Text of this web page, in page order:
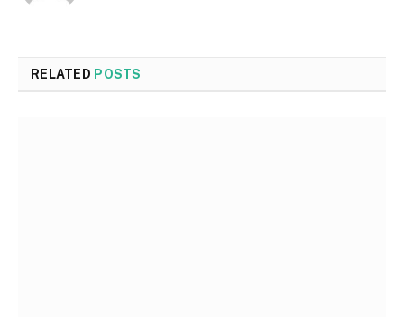
RELATED POSTS